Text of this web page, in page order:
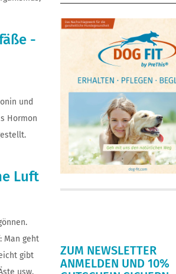
-
und
Hormon
Luft
Man geht
gibt
usw.
ZUM NEWSLETTER
ANMELDEN UND 10%